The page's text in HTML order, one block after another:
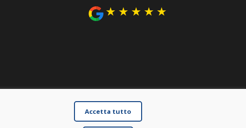
★ ★ ★ ★ ★
Accetta tutto